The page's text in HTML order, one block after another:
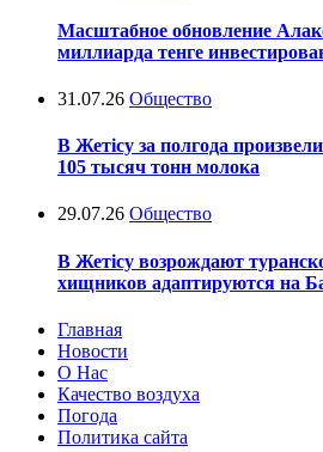
Масштабное обновление
миллиарда тенге
31.07.26 Общество
В Жетісу за полгода
105 тысяч тонн молока
29.07.26 Общество
В Жетісу возрождают
хищников адаптируются на
Главная
Новости
О Нас
Качество воздуха
Погода
Политика сайта